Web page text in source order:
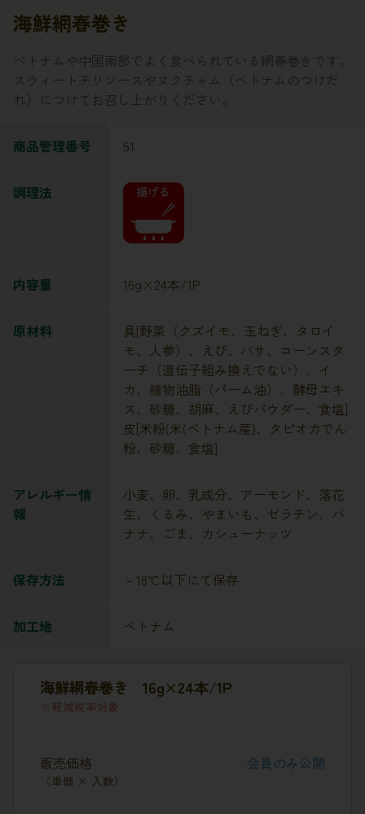
海鮮網春巻き
ベトナムや中国南部でよく食べられている網春巻きです。
スウィートチリソースやヌクチャム（ベトナムのつけだ
れ）につけてお召し上がりください。
商品管理番号 51
調理法
内容量 16g×24本/1P
原材料
具[野菜（クズイモ、玉ねぎ、タロイ
モ、人参）、えび、バサ、コーンスタ
ーチ（遺伝子組み換えでない）、イ
カ、植物油脂（パーム油）、酵母エキ
ス、砂糖、胡麻、えびパウダー、食塩]
皮[米粉(米(ベトナム産)、タピオカでん
粉、砂糖、食塩]
アレルギー情
報
小麦、卵、乳成分、アーモンド、落花
生、くるみ、やまいも、ゼラチン、バ
ナナ、ごま、カシューナッツ
保存方法 －18℃以下にて保存
加工地 ベトナム
海鮮網春巻き 16g×24本/1P
軽減税率対象
販売価格
（単価 × 入数）
会員のみ公開